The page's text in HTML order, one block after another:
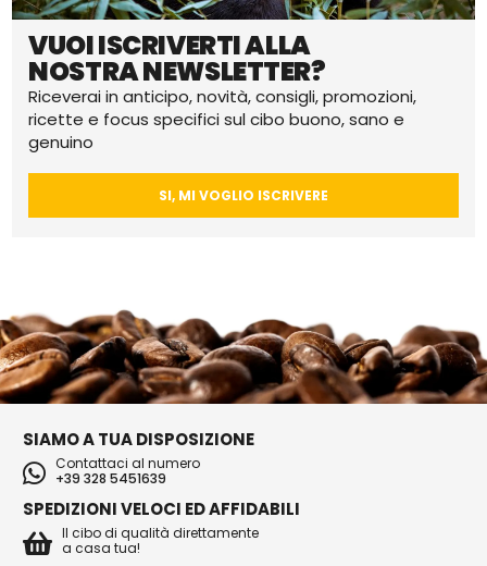
VUOI ISCRIVERTI ALLA
NOSTRA NEWSLETTER?
Riceverai in anticipo, novità, consigli, promozioni,
ricette e focus specifici sul cibo buono, sano e
genuino
SI, MI VOGLIO ISCRIVERE
SIAMO A TUA DISPOSIZIONE
Contattaci al numero
+39 328 5451639
SPEDIZIONI VELOCI ED AFFIDABILI
Il cibo di qualità direttamente
a casa tua!